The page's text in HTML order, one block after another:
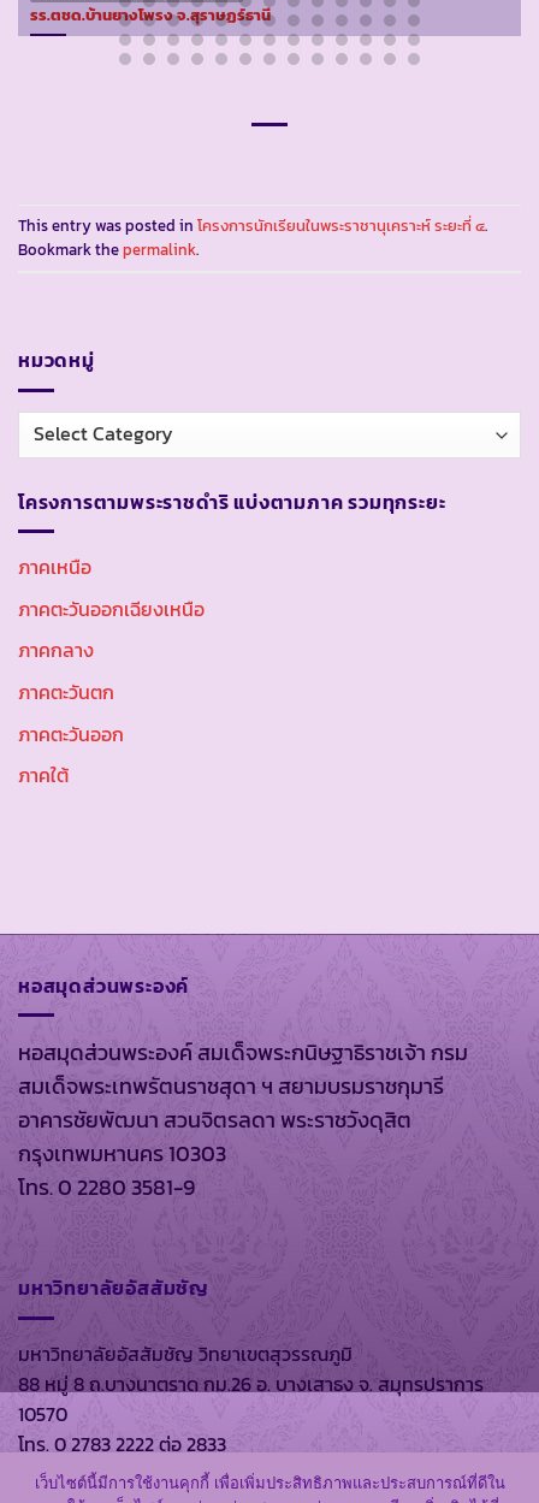
รร.ตชด.บ้านยางโพรง จ.สุราษฏร์ธานี
This entry was posted in โครงการนักเรียนในพระราชานุเคราะห์ ระยะที่ ๔.
Bookmark thepermalink.
หมวดหมู่
หมวด
หมู่
โครงการตามพระราชดำริ แบ่งตามภาค รวมทุกระยะ
ภาคเหนือ
ภาคตะวันออกเฉียงเหนือ
ภาคกลาง
ภาคตะวันตก
ภาคตะวันออก
ภาคใต้
หอสมุดส่วนพระองค์
หอสมุดส่วนพระองค์ สมเด็จพระกนิษฐาธิราชเจ้า กรม
สมเด็จพระเทพรัตนราชสุดา ฯ สยามบรมราชกุมารี
อาคารชัยพัฒนา สวนจิตรลดา พระราชวังดุสิต
กรุงเทพมหานคร 10303
โทร. 0 2280 3581-9
มหาวิทยาลัยอัสสัมชัญ
มหาวิทยาลัยอัสสัมชัญ วิทยาเขตสุวรรณภูมิ
88 หมู่ 8 ถ.บางนาตราด กม.26 อ. บางเสาธง จ. สมุทรปราการ
10570
โทร. 0 2783 2222 ต่อ 2833
เว็บไซต์นี้มีการใช้งานคุกกี้ เพื่อเพิ่มประสิทธิภาพและประสบการณ์ที่ดีใน